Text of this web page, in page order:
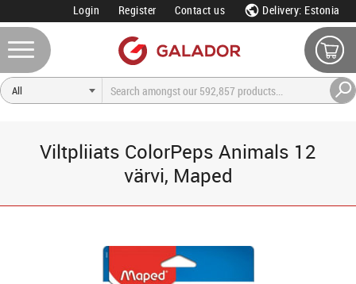
Login Register Contact us Delivery: Estonia
Viltpliiats ColorPeps Animals 12
värvi, Maped